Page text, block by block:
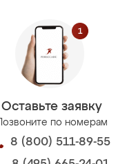
Оставьте заявку
Позвоните по номерам
8 (800) 511-89-55